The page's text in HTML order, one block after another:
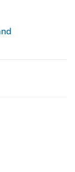
via X -
via
nieuwsbericht
dit